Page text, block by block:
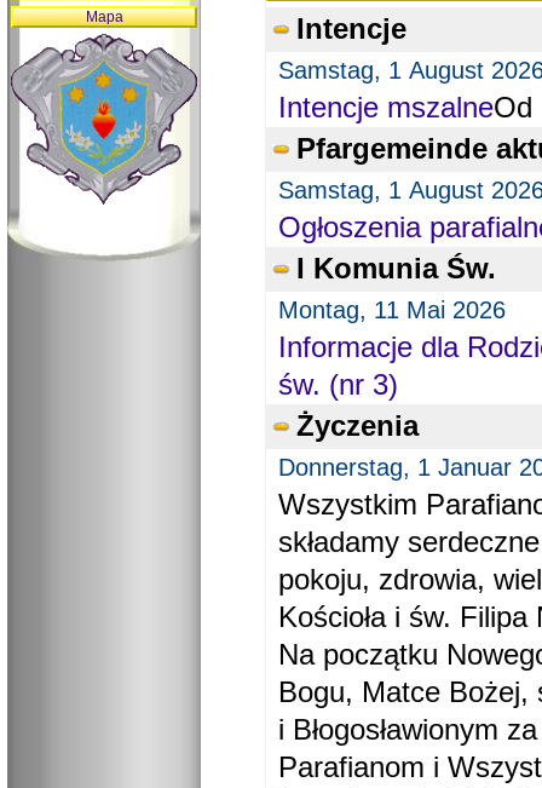
Intencje
Samstag, 1 August
Intencje mszalneOd
Pfargemeinde
Samstag, 1 August
Ogłoszenia
I Komunia Św.
Montag, 11 Mai 2026
Informacje dla
św. (nr 3)
Życzenia
Donnerstag, 1 Januar
Wszystkim
składamy
pokoju, zdrowia,
Kościoła i św. Filipa
Na początku
Bogu, Matce Bożej,
i Błogosławionym
Parafianom i
Mapa